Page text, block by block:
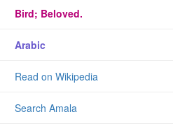
Bird; Beloved.
Arabic
Read on Wikipedia
Search Amala